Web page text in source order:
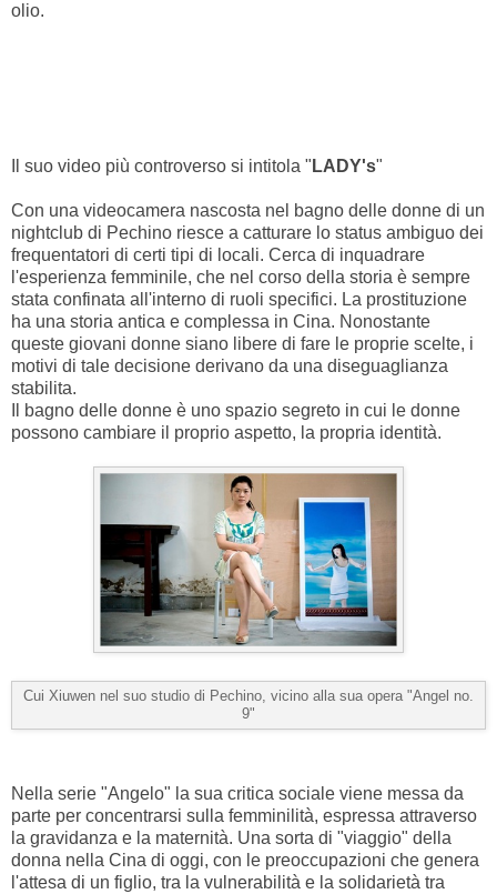
olio.
Il suo video più controverso si intitola " LADY's"
Con una videocamera nascosta nel bagno delle donne di un
nightclub di Pechino riesce a catturare lo status ambiguo dei
frequentatori di certi tipi di locali. Cerca di inquadrare
l'esperienza femminile, che nel corso della storia è sempre
stata confinata all'interno di ruoli specifici. La prostituzione
ha una storia antica e complessa in Cina. Nonostante
queste giovani donne siano libere di fare le proprie scelte, i
motivi di tale decisione derivano da una diseguaglianza
stabilita.
Il bagno delle donne è uno spazio segreto in cui le donne
possono cambiare il proprio aspetto, la propria identità.
Cui Xiuwen nel suo studio di Pechino, vicino alla sua opera "Angel no.
9"
Nella serie "Angelo" la sua critica sociale viene messa da
parte per concentrarsi sulla femminilità, espressa attraverso
la gravidanza e la maternità. Una sorta di "viaggio" della
donna nella Cina di oggi, con le preoccupazioni che genera
l'attesa di un figlio, tra la vulnerabilità e la solidarietà tra